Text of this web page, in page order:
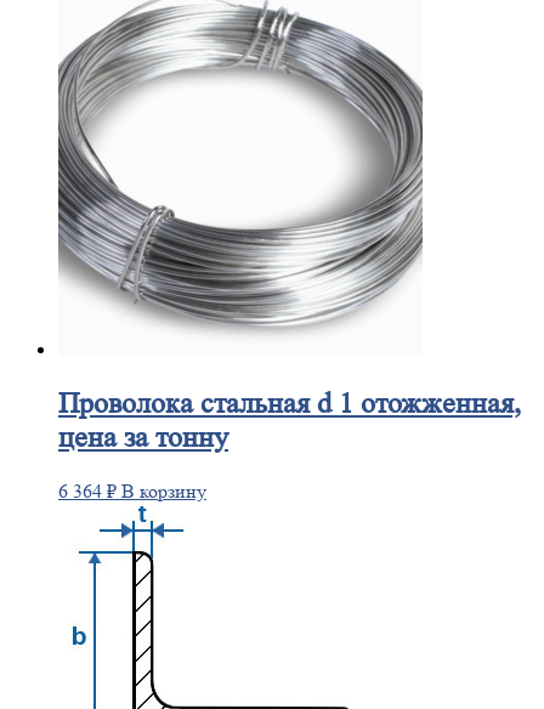
Проволокастальная d 1 отожженная,
цена за тонну
6 364 ₽ В корзину